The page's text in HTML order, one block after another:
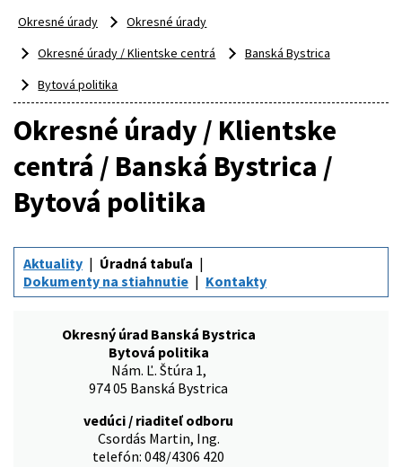
Okresné úrady
Okresné úrady
Okresné úrady / Klientske centrá
Banská Bystrica
Bytová politika
Okresné úrady / Klientske
centrá / Banská Bystrica /
Bytová politika
Aktuality
Úradná tabuľa
Dokumenty na stiahnutie
Kontakty
Okresný úrad Banská Bystrica
Bytová politika
Nám. Ľ. Štúra 1,
974 05 Banská Bystrica
vedúci / riaditeľ odboru
Csordás Martin, Ing.
telefón: 048/4306 420